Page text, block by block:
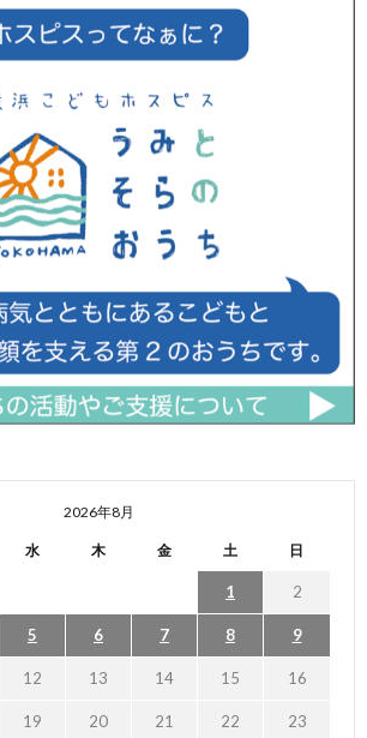
2026年8月
水 木 金 土 日
1 2
5 6 7 8 9
12 13 14 15 16
19 20 21 22 23